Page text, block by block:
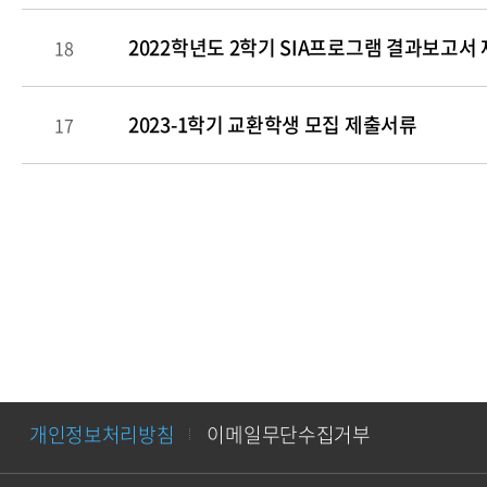
18 2022학년도 2학기 SIA프로그램 결과보고서
17 2023-1학기 교환학생 모집 제출서류
개인정보처리방침 이메일무단수집거부